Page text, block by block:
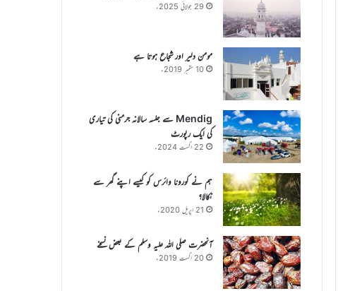
29 جولائی 2025ء
مومن دلیر اور شجاع ہوتا ہے
10 ستمبر 2019ء
Mendig سے جلسہ سالانہ جرمنی کی تیاری
کی ایک رپورٹ
22 اگست 2024ء
ہم نے کورونا وائرس کو کیسے اپنے گھر سے
نکالا؟
21 اپریل 2020ء
آنحضرت صلی اللہ علیہ وسلم کے بعض نسخے
20 اگست 2019ء